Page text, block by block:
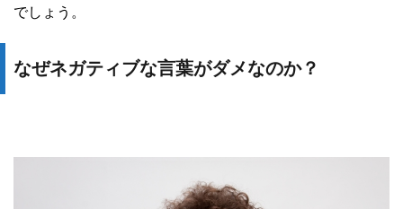
でしょう。
なぜネガティブな言葉がダメなのか？